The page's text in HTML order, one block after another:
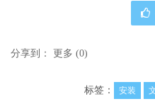
分享到： 更多 (0)
标签： 安装